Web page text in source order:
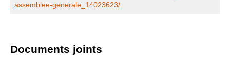
assemblee-generale_14023623/
Documents joints